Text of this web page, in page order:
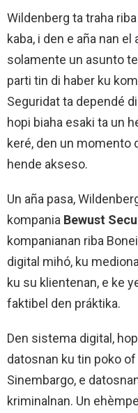
Wildenberg ta traha
kaba, i den e aña nan
solamente un asunto
parti tin di haber ku
Seguridat ta dependé
hopi biaha esaki ta un
keré, den un momento
hende akseso.
Un aña pasa,
kompania Bewust
kompanianan riba
digital mihó, ku
ku su klientenan, e ke
faktibel den práktika.
Den sistema digital,
datosnan ku tin poko
Sinembargo, e
kriminalnan. Un